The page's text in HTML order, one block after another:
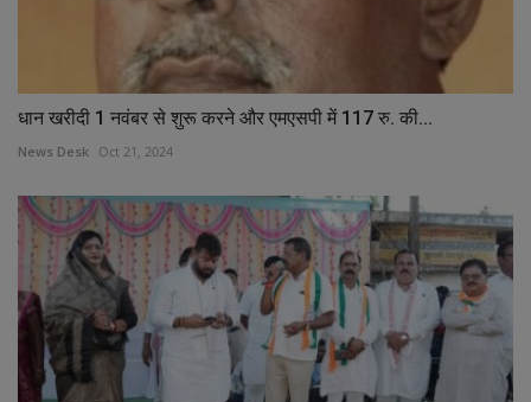
धान खरीदी 1 नवंबर से शुरू करने और एमएसपी में 117 रु. की...
News Desk Oct 21, 2024